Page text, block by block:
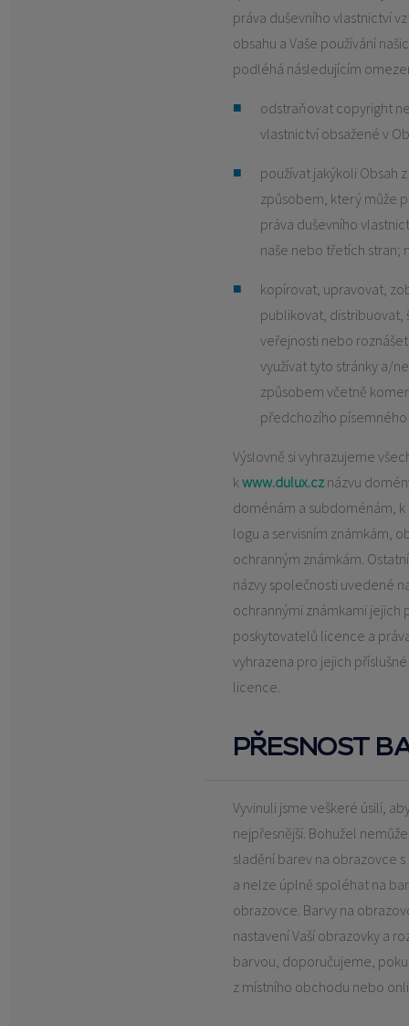
práva duševního vlastnictví
obsahu a Vaše používání
podléhá následujícím
odstraňovat copyright
vlastnictví obsažené v
používat jakýkoli Obsah
způsobem, který může
práva duševního
naše nebo třetích stran;
kopírovat, upravovat,
publikovat, distribuovat,
veřejnosti nebo
využívat tyto stránky a/
způsobem včetně
předchozího písemného
Výslovně si vyhrazujeme
kwww.dulux.cznázvu
doménám a subdoménám, k
logu a servisním známkám,
ochranným známkám.
názvy společnosti uvedené
ochrannými známkami jejich
poskytovatelů licence a
vyhrazena pro jejich
licence.
PŘESNOST
Vyvinuli jsme veškeré úsilí,
nejpřesnější. Bohužel
sladění barev na obrazovce
a nelze úplně spoléhat na
obrazovce. Barvy na
nastavení Vaší obrazovky a
barvou, doporučujeme,
z místního obchodu nebo